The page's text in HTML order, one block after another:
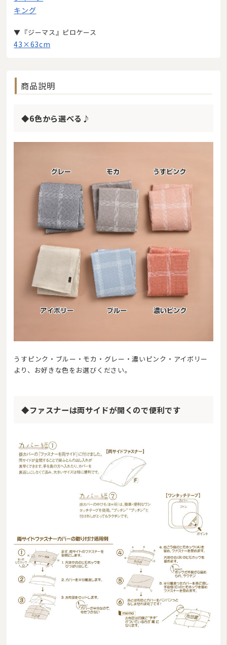
キング
▼『ジーマス』ピロケース
43×63cm
商品説明
◆6色から選べる♪
うすピンク・ブルー・モカ・グレー・濃いピンク・アイボリー
より、お好きな色をお選びください。
◆ファスナーは両サイドが開くので便利です